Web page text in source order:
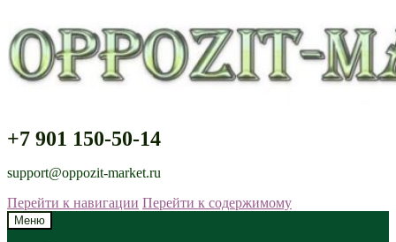
+7 901 150-50-14
support@oppozit-market.ru
Перейти к навигации Перейти к содержимому
Меню